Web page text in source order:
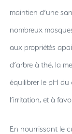
maintien d’une
nombreux
aux propriétés
d’arbre à thé, la
équilibrer le pH du
l’irritation, et à
En nourrissant le